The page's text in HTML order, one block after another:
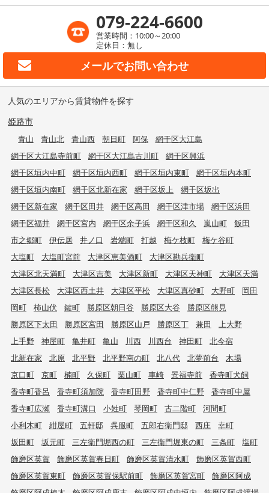
079-224-6600
営業時間：10:00～20:00
定休日：無し
メールでお問い合わせ
人気のエリアから賃貸物件を探す
姫路市
青山 青山北 青山西 朝日町 阿保
網干区大江島
網干区大江島寺前町
網干区大江島古川町
網干区興浜
網干区垣内中町
網干区垣内西町 網干区垣内東町
網干区垣内本町
網干区垣内南町
網干区北新在家 網干区坂上
網干区坂出
網干区新在家
網干区田井 網干区高田 網干区津市場
網干区浜田
網干区福井
網干区宮内 網干区余子浜 網干区和久 嵐山町
飯田
市之郷町
伊伝居 井ノ口 岩端町 打越 梅ケ枝町
梅ケ谷町
大塩町
大塩町宮前 大津区恵美酒町
大津区勘兵衛町
大津区北天満町
大津区吉美 大津区新町 大津区天神町
大津区天満
大津区長松
大津区西土井 大津区平松 大津区真砂町 大野町
岡田
岡町
柿山伏 鍵町 勝原区朝日谷 勝原区大谷
勝原区熊見
勝原区下太田
勝原区宮田 勝原区山戸 勝原区丁 兼田
上大野
上手野
神屋町 亀井町 亀山 川西 川西台 神田町
北今宿
北新在家
北原 北平野 北平野南の町 北八代 北夢前台
木場
京口町
京町 楠町 久保町 栗山町 車崎 景福寺前
香寺町犬飼
香寺町香呂
香寺町須加院 香寺町田野 香寺町中仁野
香寺町中屋
香寺町広瀬
香寺町溝口 小姓町 琴岡町 古二階町
河間町
小利木町
紺屋町 五軒邸 呉服町 五郎右衛門邸 西庄
幸町
坂田町
坂元町 三左衛門堀西の町 三左衛門堀東の町 三条町
塩町
飾磨区英賀
飾磨区英賀春日町 飾磨区英賀清水町
飾磨区英賀西町
飾磨区英賀東町
飾磨区英賀保駅前町 飾磨区英賀宮町
飾磨区阿成